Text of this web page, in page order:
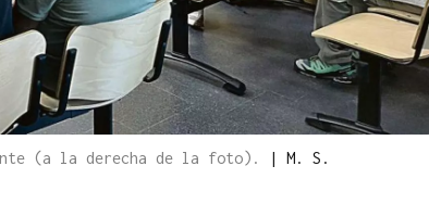
(a la derecha de la foto). | M. S.